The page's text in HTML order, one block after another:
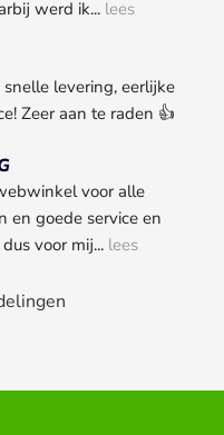
werd ik... lees
snelle levering, eerlijke
Zeer aan te raden 👍
voor alle
en goede service en
voor mij... lees